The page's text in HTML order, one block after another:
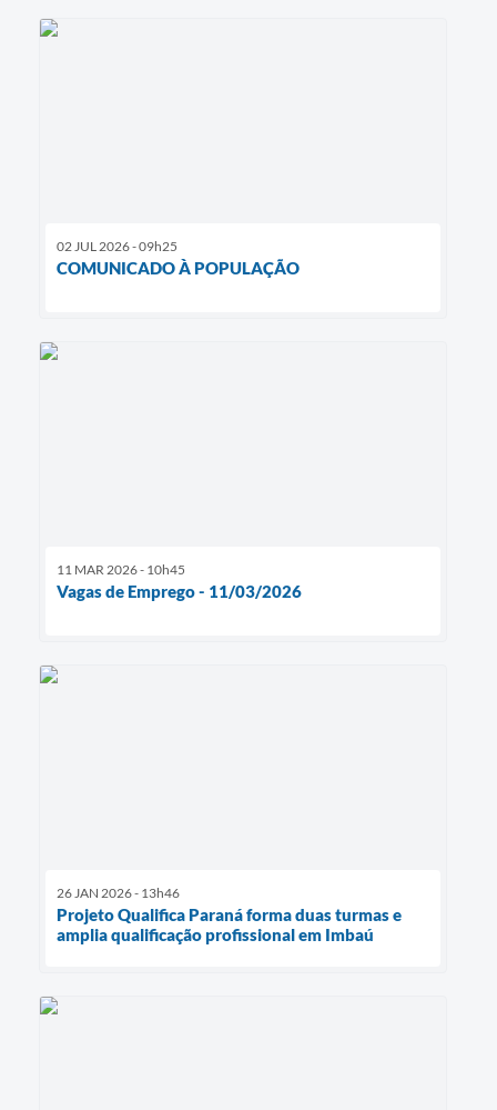
02 JUL 2026 - 09h25
COMUNICADO À POPULAÇÃO
11 MAR 2026 - 10h45
Vagas de Emprego - 11/03/2026
26 JAN 2026 - 13h46
Projeto Qualifica Paraná forma duas turmas e
amplia qualificação profissional em Imbaú